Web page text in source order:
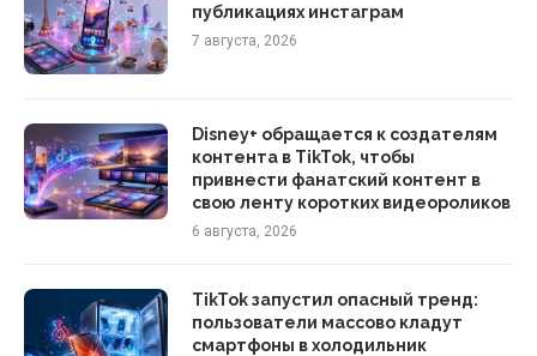
публикациях инстаграм
7 августа, 2026
Disney+ обращается к создателям
контента в TikTok, чтобы
привнести фанатский контент в
свою ленту коротких видеороликов
6 августа, 2026
TikTok запустил опасный тренд:
пользователи массово кладут
смартфоны в холодильник